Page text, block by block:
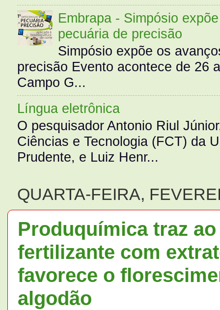
Embrapa - Simpósio
pecuária de precisão
Simpósio expõe os
precisão Evento acontece de 26
Campo G...
Língua eletrônica
O pesquisador Antonio Riul
Ciências e Tecnologia (FCT) da
Prudente, e Luiz Henr...
QUARTA-FEIRA,
Produquímica traz
fertilizante com
favorece o
algodão